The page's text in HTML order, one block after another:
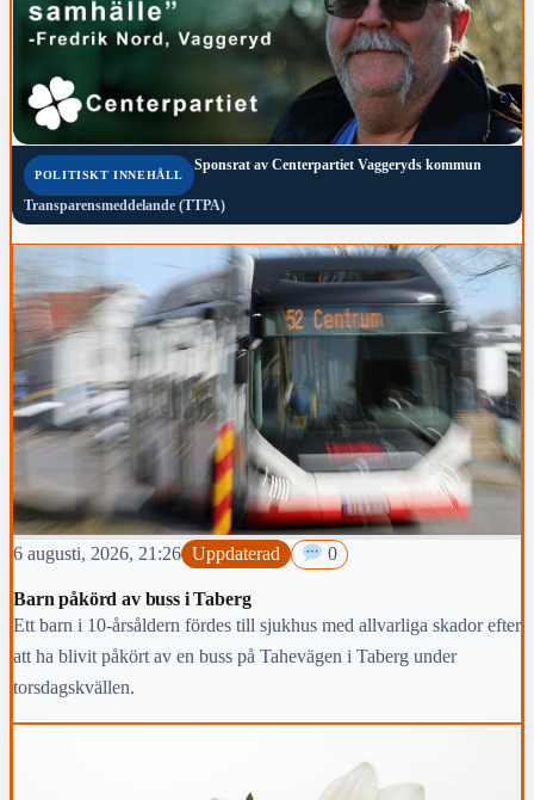
POLITISKT INNEHÅLL
Sponsrat av Centerpartiet Vaggeryds kommun
Transparensmeddelande (TTPA)
6 augusti, 2026, 21:26 Uppdaterad 0
Barn påkörd av buss i Taberg
Ett barn i 10-årsåldern fördes till sjukhus med allvarliga skador efter
att ha blivit påkört av en buss på Tahevägen i Taberg under
torsdagskvällen.